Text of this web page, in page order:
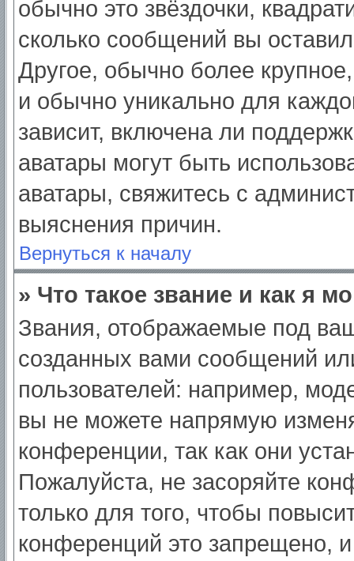
обычно это звёздочки,
сколько сообщений вы
Другое, обычно более
и обычно уникально для
зависит, включена ли
аватары могут быть
аватары, свяжитесь с
выяснения причин.
Вернуться к началу
» Что такое звание и как я
Звания, отображаемые под
созданных вами сообщений
пользователей: например,
вы не можете напрямую
конференции, так как они
Пожалуйста, не засоряйте
только для того, чтобы
конференций это запрещено,